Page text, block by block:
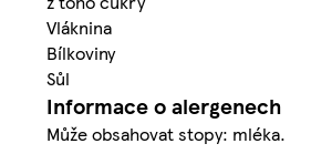
Vláknina
Bílkoviny
Sůl
Informace o alergenech
Může obsahovat stopy: mléka.